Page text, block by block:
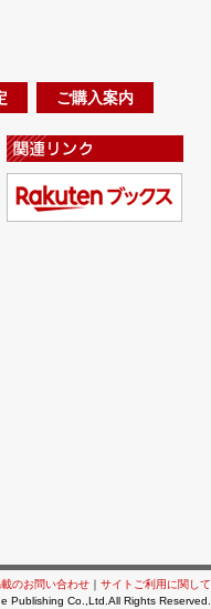
ご購入案内
のお問い合わせ ｜ サイトご利用に関して
Publishing Co.,Ltd.All Rights Reserved.